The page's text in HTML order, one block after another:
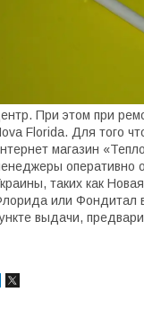
При этом при
Florida. Для того
магазин
оперативно
таких как
или Фондитал
выдачи,